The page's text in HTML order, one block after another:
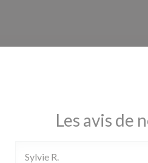
Les avis de
Sylvie R